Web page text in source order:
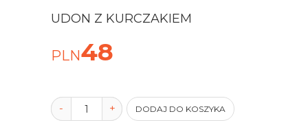
UDON Z KURCZAKIEM
PLN48
- +
- + DODAJ DO KOSZYKA